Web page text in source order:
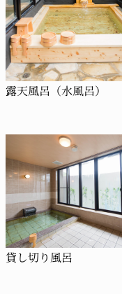
露天風呂（水風呂）
貸し切り風呂